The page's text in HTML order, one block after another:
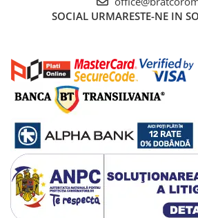
SOCIAL URMARESTE-NE IN